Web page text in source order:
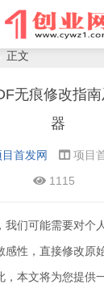
正文
无痕修改指
器
首发网 项目
1115
我们可能需要对个
感性，直接修改原
，本文将为您提供